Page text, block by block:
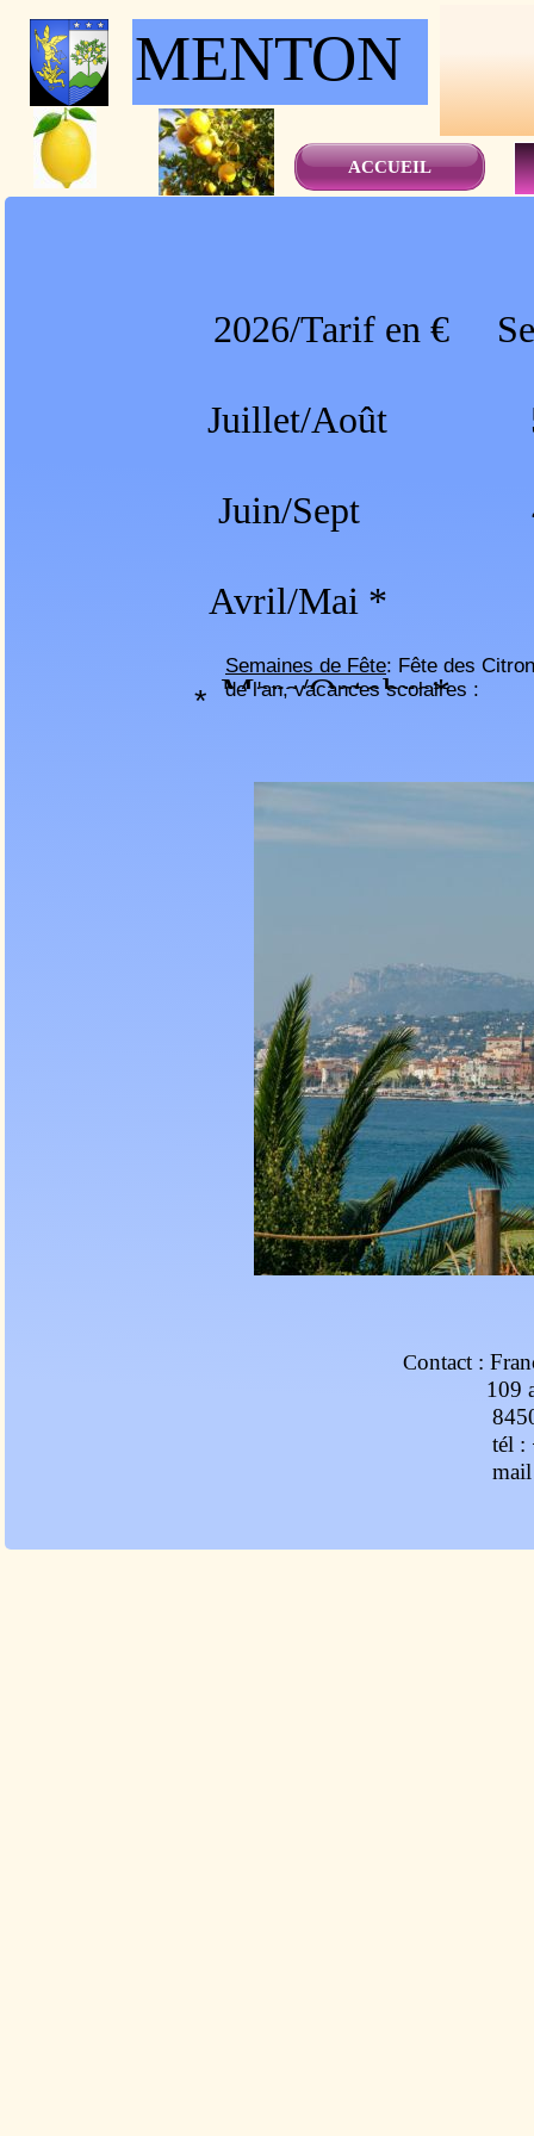
Contact :
109
84500-
tél :
mail
2026/Tarif en €
Juillet/Août
Juin/Sept
Avril/Mai *
Mars/
Jan/Fév/Nov/
*
Semaines de Fête: Fête des
de l'an, vacances scolaires :
ACCUEIL
MENTON